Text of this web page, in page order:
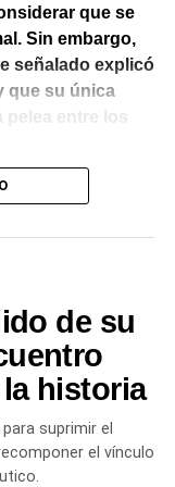
que se
Sin embargo,
señalado explicó
que su única
entre los
desestimar
de
una conducta
daño al animal.
del propio
actuó para
de herir al
del intento de
a causar
de su
historia
suprimir el
el vínculo